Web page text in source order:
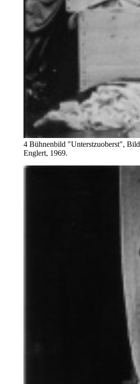
4 Bühnenbild "Unterstzuoberst",
Englert, 1969.